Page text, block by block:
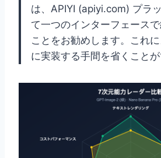
は、APIYI (apiyi.com) プラ
て一つのインターフェース
ことをお勧めします。これ
に実装する手間を省くことが